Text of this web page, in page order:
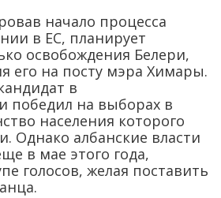
начало процесса
в ЕС, планирует
освобождения Белери,
его на посту мэра Химары.
в
победил на выборах в
населения которого
Однако албанские власти
в мае этого года,
голосов, желая поставить